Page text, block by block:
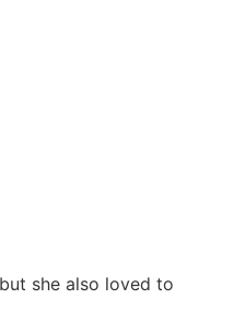
she also loved to